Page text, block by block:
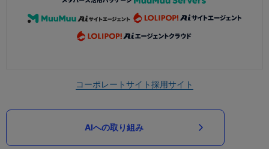
コーポレートサイト採用サイト
AIへの取り組み